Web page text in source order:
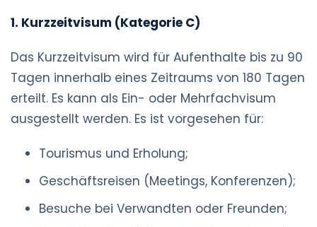
1. Kurzzeitvisum (Kategorie C)
Das Kurzzeitvisum wird für Aufenthalte bis zu 90
Tagen innerhalb eines Zeitraums von 180 Tagen
erteilt. Es kann als Ein- oder Mehrfachvisum
ausgestellt werden. Es ist vorgesehen für:
Tourismus und Erholung;
Geschäftsreisen (Meetings, Konferenzen);
Besuche bei Verwandten oder Freunden;